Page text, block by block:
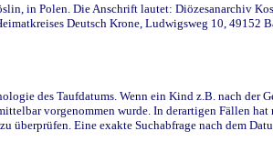
in Polen. Die Anschrift lautet: Diözesanarchiv
Deutsch Krone, Ludwigsweg 10, 49152
des Taufdatums. Wenn ein Kind z.B. nach der
vorgenommen wurde. In derartigen Fällen
Eine exakte Suchabfrage nach dem